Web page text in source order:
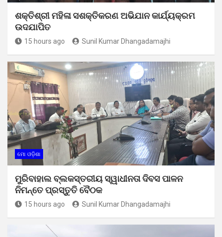
ଶକ୍ତିଶ୍ରୀ ମହିଳା ସଶକ୍ତିକରଣ ଅଭିଯାନ କାର୍ଯ୍ୟକ୍ରମ
ଉଦଯାପିତ
15 hours ago Sunil Kumar Dhangadamajhi
ମୋ ଓଡ଼ିଶା
ମୁରିବାହାଲ ବ୍ଲକସ୍ତରୀୟ ସ୍ୱାଧୀନତା ଦିବସ ପାଳନ
ନିମନ୍ତେ ପ୍ରସ୍ତୁତି ବୈଠକ
15 hours ago Sunil Kumar Dhangadamajhi